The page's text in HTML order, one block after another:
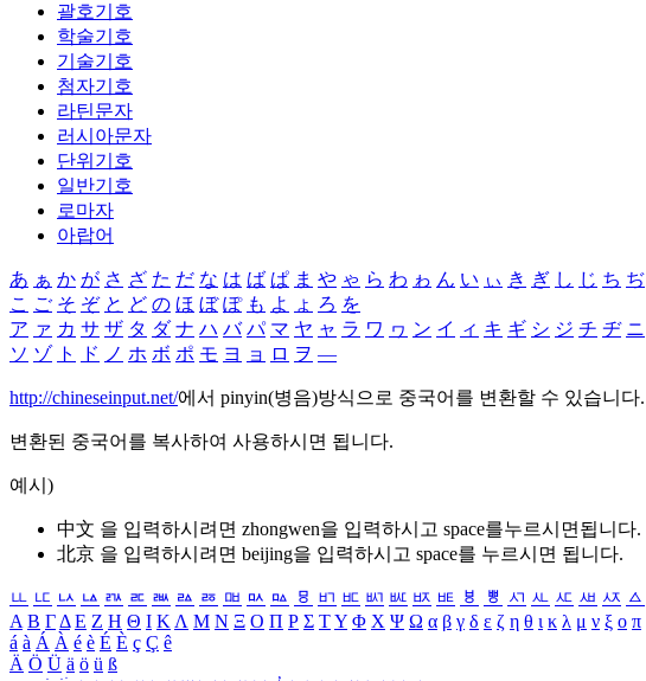
괄호기호
학술기호
기술기호
첨자기호
라틴문자
러시아문자
단위기호
일반기호
로마자
아랍어
あ ぁ か が さ ざ た だ な は ば ぱ ま や ゃ ら わ ゎ ん い ぃ き ぎ し じ ち ぢ
こ ご そ ぞ と ど の ほ ぼ ぽ も よ ょ ろ を
ア ァ カ サ ザ タ ダ ナ ハ バ パ マ ヤ ャ ラ ワ ヮ ン イ ィ キ ギ シ ジ チ ヂ ニ
ソ ゾ ト ド ノ ホ ボ ポ モ ヨ ョ ロ ヲ ―
http://chineseinput.net/에서 pinyin(병음)방식으로 중국어를 변환할 수 있습니다.
변환된 중국어를 복사하여 사용하시면 됩니다.
예시)
中文 을 입력하시려면 zhongwen을 입력하시고 space를누르시면됩니다.
北京 을 입력하시려면 beijing을 입력하시고 space를 누르시면 됩니다.
ㅥ ㅦ ㅧ ㅨ ㅩ ㅪ ㅫ ㅬ ㅭ ㅮ ㅯ ㅰ ㅱ ㅲ ㅳ ㅴ ㅵ ㅶ ㅷ ㅸ ㅹ ㅺ ㅻ ㅼ ㅽ ㅾ ㅿ
Α Β ΓΔ Ε Ζ Η Θ Ι ΚΛ Μ Ν Ξ Ο Π Ρ Σ ΤΥ Φ Χ Ψ Ω α β γ δ ε ζ η θ ι κ λ μ ν ξ ο π
á à Á À é è É È ç Ç ê
Ä Ö Ü ä ö ü ß